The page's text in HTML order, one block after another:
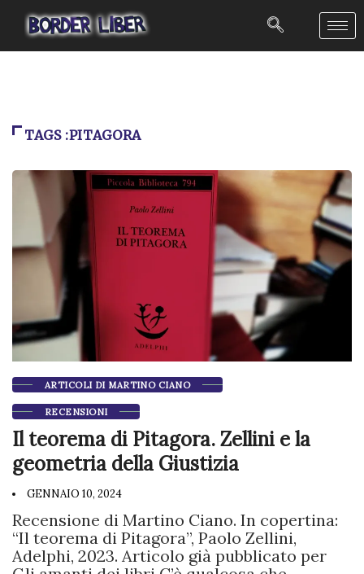
TAGS :PITAGORA
ARTICOLI DI MARTINO CIANO
RECENSIONI
Il teorema di Pitagora. Zellini e la
geometria della Giustizia
GENNAIO 10, 2024
Recensione di Martino Ciano. In copertina:
“Il teorema di Pitagora”, Paolo Zellini,
Adelphi, 2023. Articolo già pubblicato per